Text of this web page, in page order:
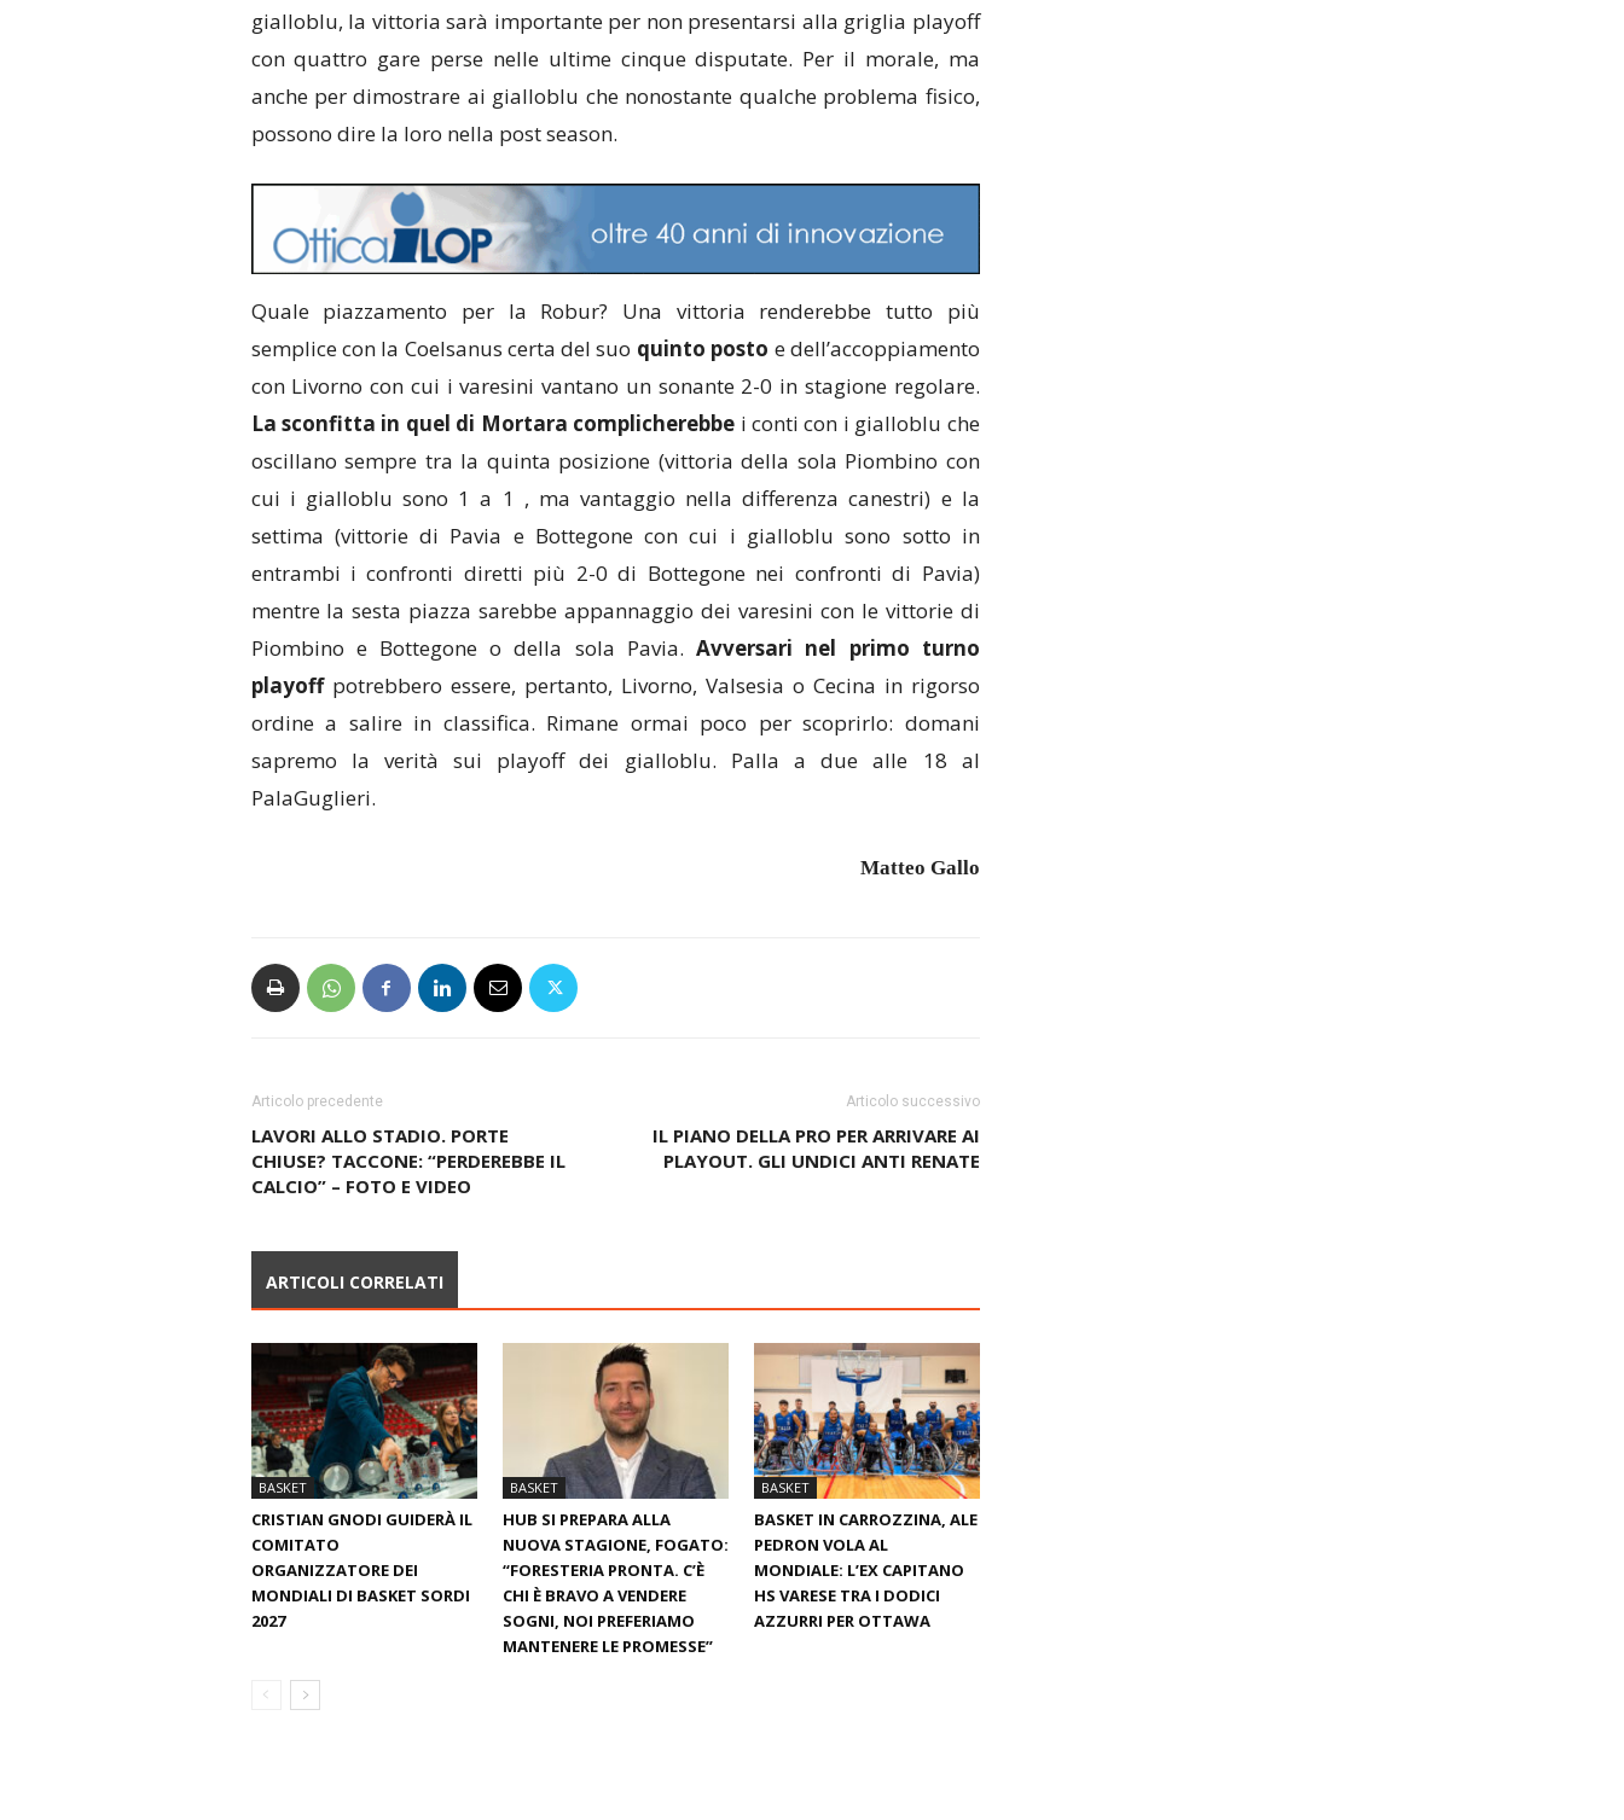
gialloblu, la vittoria sarà importante per non presentarsi alla griglia playoff
con quattro gare perse nelle ultime cinque disputate. Per il morale, ma
anche per dimostrare ai gialloblu che nonostante qualche problema fisico,
possono dire la loro nella post season.
Quale piazzamento per la Robur? Una vittoria renderebbe tutto più
semplice con la Coelsanus certa del suo quinto posto e dell’accoppiamento
con Livorno con cui i varesini vantano un sonante 2-0 in stagione regolare.
La sconfitta in quel di Mortara complicherebbe i conti con i gialloblu che
oscillano sempre tra la quinta posizione (vittoria della sola Piombino con
cui i gialloblu sono 1 a 1 , ma vantaggio nella differenza canestri) e la
settima (vittorie di Pavia e Bottegone con cui i gialloblu sono sotto in
entrambi i confronti diretti più 2-0 di Bottegone nei confronti di Pavia)
mentre la sesta piazza sarebbe appannaggio dei varesini con le vittorie di
Piombino e Bottegone o della sola Pavia.Avversari nel primo turno
playoffpotrebbero essere, pertanto, Livorno, Valsesia o Cecina in rigorso
ordine a salire in classifica. Rimane ormai poco per scoprirlo: domani
sapremo la verità sui playoff dei gialloblu. Palla a due alle 18 al
PalaGuglieri.
Matteo Gallo
Articolo precedente
LAVORI ALLO STADIO. PORTE
CHIUSE? TACCONE: “PERDEREBBE IL
CALCIO” – FOTO E VIDEO
Articolo successivo
IL PIANO DELLA PRO PER ARRIVARE AI
PLAYOUT. GLI UNDICI ANTI RENATE
ARTICOLI CORRELATI
BASKET
CRISTIAN GNODI GUIDERÀ IL
COMITATO
ORGANIZZATORE DEI
MONDIALI DI BASKET SORDI
2027
BASKET
HUB SI PREPARA ALLA
NUOVA STAGIONE, FOGATO:
“FORESTERIA PRONTA. C’È
CHI È BRAVO A VENDERE
SOGNI, NOI PREFERIAMO
MANTENERE LE PROMESSE”
BASKET
BASKET IN CARROZZINA, ALE
PEDRON VOLA AL
MONDIALE: L’EX CAPITANO
HS VARESE TRA I DODICI
AZZURRI PER OTTAWA